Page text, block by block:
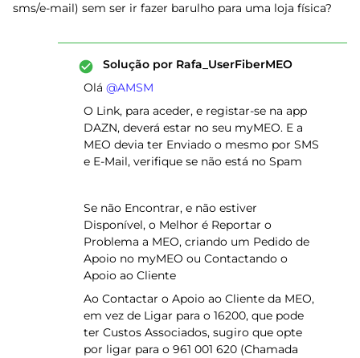
sms/e-mail) sem ser ir fazer barulho para uma loja física?
Solução por Rafa_UserFiberMEO
Olá ​ @AMSM
O Link, para aceder, e registar-se na app
DAZN, deverá estar no seu myMEO. E a
MEO devia ter Enviado o mesmo por SMS
e E-Mail, verifique se não está no Spam
Se não Encontrar, e não estiver
Disponível, o Melhor é Reportar o
Problema a MEO, criando um Pedido de
Apoio no myMEO ou Contactando o
Apoio ao Cliente
Ao Contactar o Apoio ao Cliente da MEO,
em vez de Ligar para o 16200, que pode
ter Custos Associados, sugiro que opte
por ligar para o 961 001 620 (Chamada